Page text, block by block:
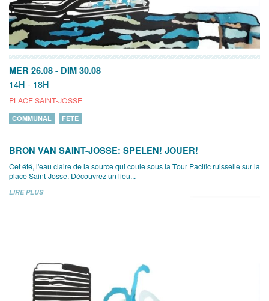
MER 26.08 - DIM 30.08
14H - 18H
PLACE SAINT-JOSSE
COMMUNAL FÊTE
BRON VAN SAINT-JOSSE: SPELEN! JOUER!
Cet été, l'eau claire de la source qui coule sous la Tour Pacific ruisselle sur la
place Saint-Josse. Découvrez un lieu...
LIRE PLUS